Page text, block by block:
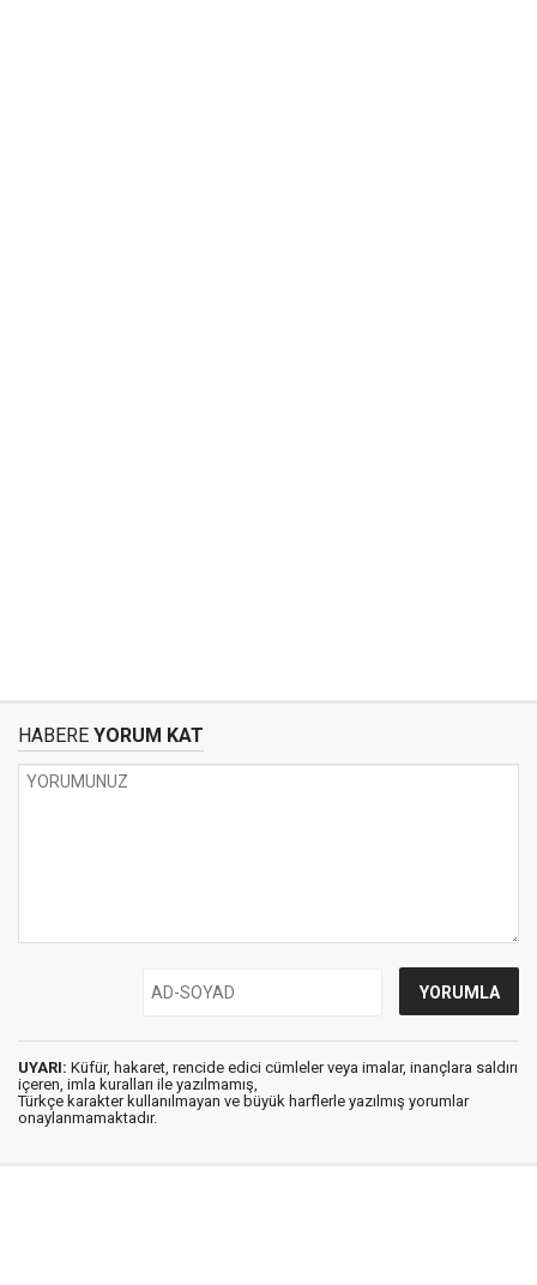
HABERE YORUM KAT
UYARI: Küfür, hakaret, rencide edici cümleler veya imalar, inançlara saldırı
içeren, imla kuralları ile yazılmamış,
Türkçe karakter kullanılmayan ve büyük harflerle yazılmış yorumlar
onaylanmamaktadır.